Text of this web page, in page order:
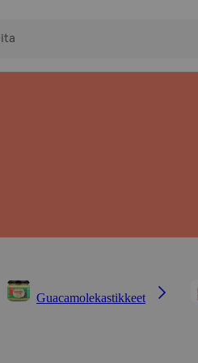
Guacamolekastikkeet